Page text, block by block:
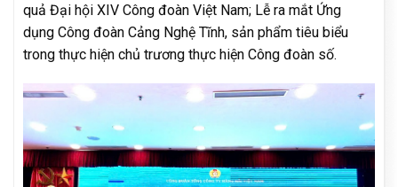
quả Đại hội XIV Công đoàn Việt Nam; Lễ ra mắt Ứng
dụng Công đoàn Cảng Nghệ Tĩnh, sản phẩm tiêu biểu
trong thực hiện chủ trương thực hiện Công đoàn số.